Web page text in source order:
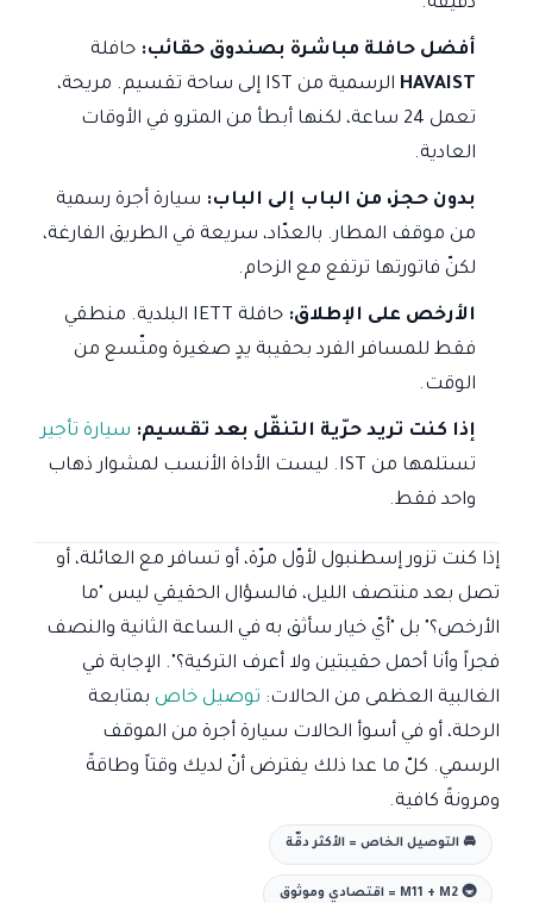
أفضل حافلة مباشرة بصندوق حقائب: حافلة
HAVAIST
الرسمية من IST إلى ساحة تقسيم. مريحة،
تعمل 24 ساعة، لكنها أبطأ من المترو في الأوقات
العادية.
بدون حجز، من الباب إلى الباب: سيارة أجرة رسمية
من موقف المطار. بالعدّاد، سريعة في الطريق الفارغة،
لكنّ فاتورتها ترتفع مع الزحام.
الأرخص على الإطلاق:
حافلة IETT البلدية. منطقي
فقط للمسافر الفرد بحقيبة يدٍ صغيرة ومتّسع من
الوقت.
إذا كنت تريد حرّية التنقّل بعد تقسيم: سيارة تأجير
تستلمها من IST. ليست الأداة الأنسب لمشوار ذهاب
واحد فقط.
إذا كنت تزور إسطنبول لأوّل مرّة، أو تسافر مع العائلة، أو
تصل بعد منتصف الليل، فالسؤال الحقيقي ليس "ما
الأرخص؟" بل "أيّ خيار سأثق به في الساعة الثانية والنصف
فجراً وأنا أحمل حقيبتين ولا أعرف التركية؟". الإجابة في
الغالبية العظمى من الحالات: توصيل خاص بمتابعة
الرحلة، أو في أسوأ الحالات سيارة أجرة من الموقف
الرسمي. كلّ ما عدا ذلك يفترض أنّ لديك وقتاً وطاقةً
ومرونةً كافية.
🚘 التوصيل الخاص = الأكثر دقّة
🚇 M11 + M2 = اقتصادي وموثوق